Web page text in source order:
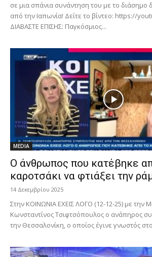
σε μια σπάνια συνάντηση του με το διάσημο
από την Ιαπωνία! Δείτε το βίντεο: https://
ΔΙΑΒΑΣΤΕ ΕΠΙΣΗΣ: Παγκόσμιος...
MEDIA
Ο άνθρωπος που κατέβηκε
καροτσάκι να φτιάξει την
14 Δεκεμβρίου 2025
Στην ΚΟΙΝΩΝΙΑ ΕΧΕΙΣ ΛΟΓΟ (12-12-25) με την
Κωνσταντίνος Τσιφτσόπουλος ο ανάπηρος
την Θεσσαλονίκη, ο οποίος έγινε γνωστός